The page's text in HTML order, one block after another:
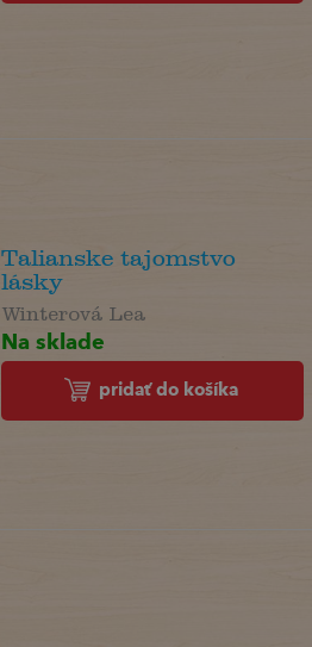
Talianske tajomstvo
lásky
Winterová Lea
Na sklade
pridať do košíka